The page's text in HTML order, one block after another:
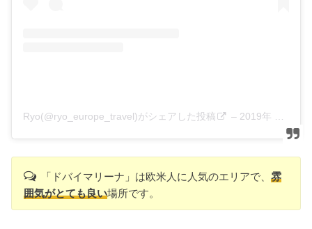
Ryo(@ryo_europe_travel)がシェアした投稿 – 2019年 4月月13日午前2時24分PDT
「ドバイマリーナ」は欧米人に人気のエリアで、 雰
囲気がとても良い場所です。